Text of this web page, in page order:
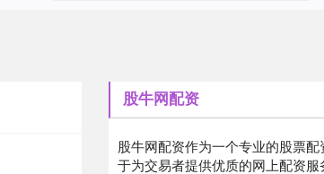
股牛网配资
股牛网配资作为一个专业的股票配
于为交易者提供优质的网上配资